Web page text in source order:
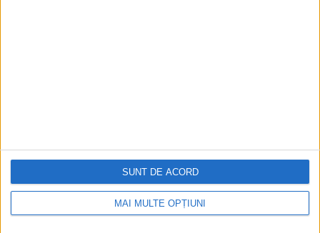
MAI MULTE OPȚIUNI
SUNT DE ACORD
Doctorul Zilei
Infoactual
Editura de carte